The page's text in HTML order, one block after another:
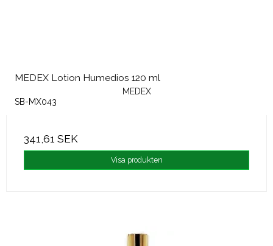
MEDEX Lotion Humedios 120 ml
MEDEX
SB-MX043
341,61 SEK
Visa produkten